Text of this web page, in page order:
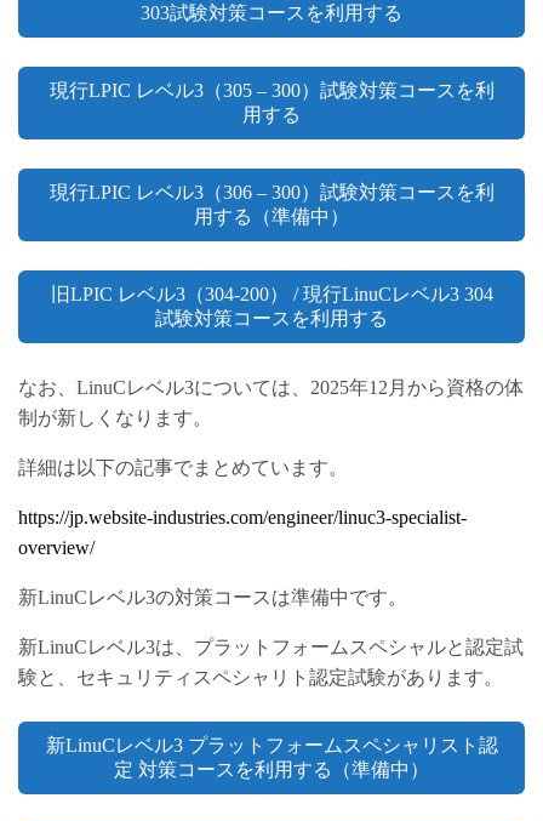
303試験対策コースを利用する
現行LPIC レベル3（305 – 300）試験対策コースを利
用する
現行LPIC レベル3（306 – 300）試験対策コースを利
用する（準備中）
旧LPIC レベル3（304-200） / 現行LinuCレベル3 304
試験対策コースを利用する
なお、LinuCレベル3については、2025年12月から資格の体
制が新しくなります。
詳細は以下の記事でまとめています。
https://jp.website-industries.com/engineer/linuc3-specialist-
overview/
新LinuCレベル3の対策コースは準備中です。
新LinuCレベル3は、プラットフォームスペシャルと認定試
験と、セキュリティスペシャリト認定試験があります。
新LinuCレベル3 プラットフォームスペシャリスト認
定 対策コースを利用する（準備中）